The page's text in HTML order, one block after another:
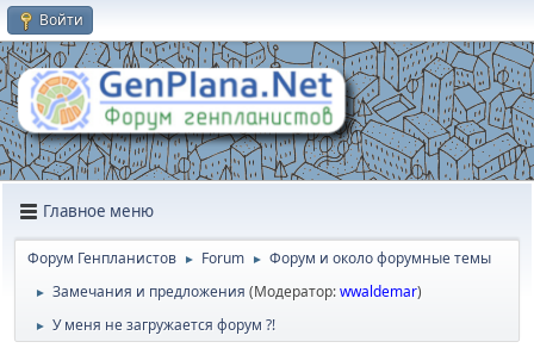
Войти
Главное меню
Форум Генпланистов ► Forum ► Форум и около форумные темы
► Замечания и предложения (Модератор:wwaldemar)
► У меня не загружается форум ?!